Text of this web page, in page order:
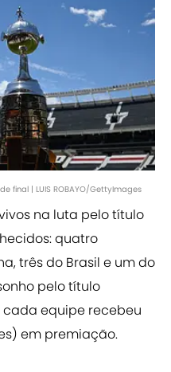
final | LUIS ROBAYO/GettyImages
na luta pelo título
quatro
três do Brasil e um do
pelo título
equipe recebeu
em premiação.